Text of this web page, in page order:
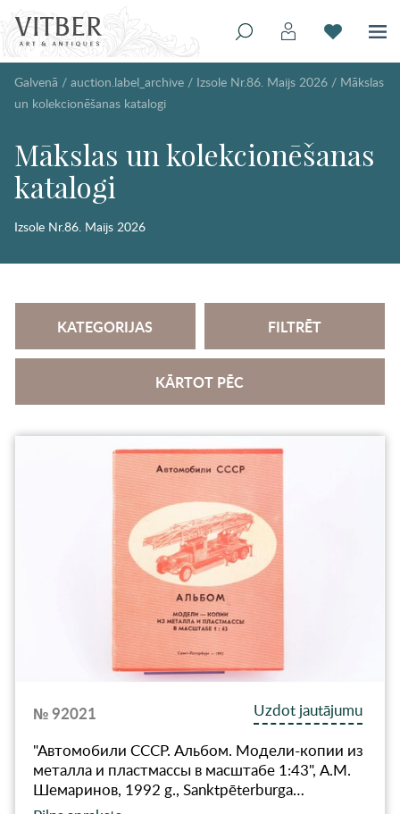
Galvenā / auction.label_archive / Izsole Nr.86. Maijs 2026 / Mākslas
un kolekcionēšanas katalogi
Mākslas un kolekcionēšanas
katalogi
Izsole Nr.86. Maijs 2026
KATEGORIJAS FILTRĒT
KĀRTOT PĒC
№ 92021
Uzdot jautājumu
"Автомобили СССР. Альбом. Модели-копии из
металла и пластмассы в масштабе 1:43", А.М.
Шемаринов, 1992 g., Sanktpēterburga…